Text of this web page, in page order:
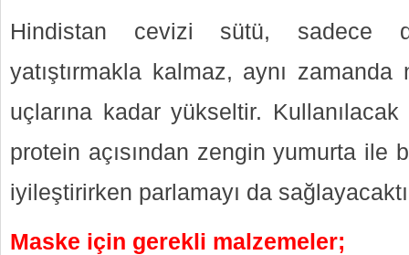
Hindistan cevizi sütü, sadece
yatıştırmakla kalmaz, aynı
uçlarına kadar yükseltir.
protein açısından zengin yumurta ile
iyileştirirken parlamayı da
Maske için gerekli malzemeler;